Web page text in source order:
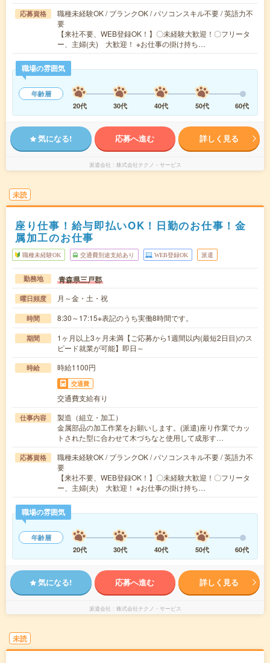
応募資格
職種未経験OK / ブランクOK / パソコンスキル不要 / 英語力不
要
【来社不要、WEB登録OK！】〇未経験大歓迎！〇フリータ
ー、主婦(夫) 大歓迎！ ※お仕事の掛け持ち…
職場の雰囲気
年齢層
20代
30代 40代 50代 60代
気になる! 応募へ進む 詳しく見る
派遣会社 株式会社テクノ・サービス
未読
座り仕事！給与即払いOK！日勤のお仕事！金
属加工のお仕事
職種未経験OK 交通費別途支給あり WEB登録OK 派遣
勤務地 青森県三戸郡
曜日頻度 月～金・土・祝
時間 8:30～17:15※表記のうち実働8時間です。
期間
1ヶ月以上3ヶ月未満【ご応募から1週間以内(最短2日目)のス
ピード就業が可能】即日～
時給 時給1100円
交通費
交通費支給有り
仕事内容
製造（組立・加工）
金属部品の加工作業をお願いします。(派遣)座り作業でカッ
トされた型に合わせて木づちなと使用して成形す…
応募資格
職種未経験OK / ブランクOK / パソコンスキル不要 / 英語力不
要
【来社不要、WEB登録OK！】〇未経験大歓迎！〇フリータ
ー、主婦(夫) 大歓迎！ ※お仕事の掛け持ち…
職場の雰囲気
年齢層
20代
30代 40代 50代 60代
気になる! 応募へ進む 詳しく見る
派遣会社 株式会社テクノ・サービス
未読